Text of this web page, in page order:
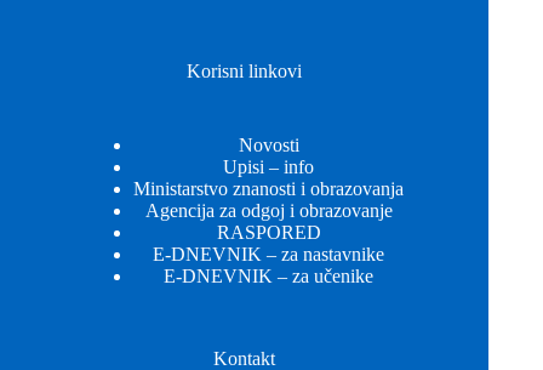
Korisni linkovi
Novosti
Upisi – info
Ministarstvo znanosti i obrazovanja
Agencija za odgoj i obrazovanje
RASPORED
E-DNEVNIK – za nastavnike
E-DNEVNIK – za učenike
Kontakt